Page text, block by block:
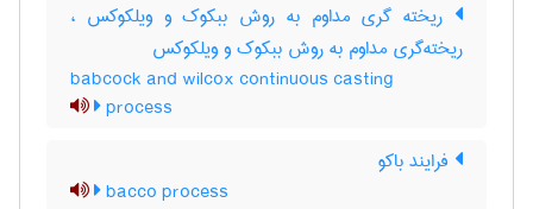
ریخته گری مداوم به روش ببکوک و ویلکوکس ،
ریخته‌گری مداوم به روش ببکوک و ویلکوکس
babcock and wilcox continuous casting
process
فرایند باکو
bacco process